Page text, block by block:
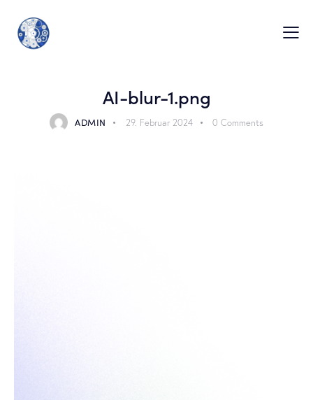
AI-blur-1.png
ADMIN 29. Februar 2024 0 Comments